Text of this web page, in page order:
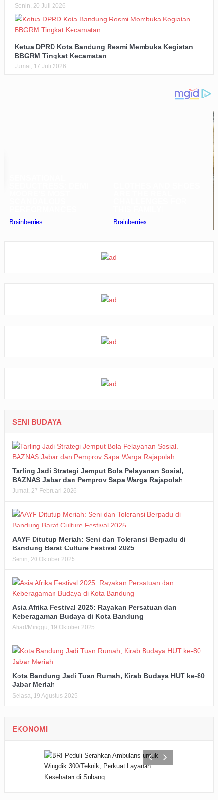
Senin, 20 Juli 2026
Ketua DPRD Kota Bandung Resmi Membuka Kegiatan
BBGRM Tingkat Kecamatan
Jumat, 17 Juli 2026
SENI BUDAYA
Tarling Jadi Strategi Jemput Bola Pelayanan Sosial,
BAZNAS Jabar dan Pemprov Sapa Warga Rajapolah
Jumat, 27 Februari 2026
AAYF Ditutup Meriah: Seni dan Toleransi Berpadu di
Bandung Barat Culture Festival 2025
Senin, 20 Oktober 2025
Asia Afrika Festival 2025: Rayakan Persatuan dan
Keberagaman Budaya di Kota Bandung
Ahad/Minggu, 19 Oktober 2025
Kota Bandung Jadi Tuan Rumah, Kirab Budaya HUT ke-80
Jabar Meriah
Selasa, 19 Agustus 2025
EKONOMI